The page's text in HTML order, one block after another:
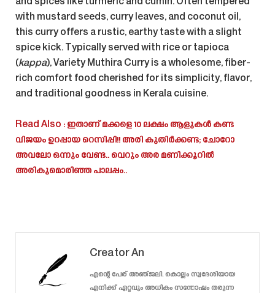
with mustard seeds, curry leaves, and coconut oil,
this curry offers a rustic, earthy taste with a slight
spice kick. Typically served with rice or tapioca
(kappa), Variety Muthira Curry is a wholesome, fiber-
rich comfort food cherished for its simplicity, flavor,
and traditional goodness in Kerala cuisine.
Read Also : ഇതാണ് മക്കളെ 10 ലക്ഷം ആളുകൾ കണ്ട
വിജയം ഉറപ്പായ റെസിപ്പി!! അരി കുതിർക്കണ്ട; ചോറോ
അവലോ ഒന്നും വേണ്ട.. വെറും അര മണിക്കൂറിൽ
അരികുമൊരിഞ്ഞ പാലപ്പം..
Creator An
എന്റെ പേര് അഞ്ജലി. കൊല്ലം സ്വദേശിയായ
എനിക്ക് ഏറ്റവും അധികം സന്തോഷം തരുന്ന